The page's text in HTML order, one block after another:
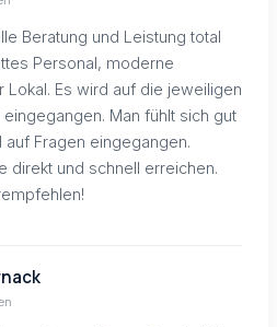
Beratung und Leistung total
Personal, moderne
Lokal. Es wird auf die jeweiligen
Man fühlt sich gut
Fragen eingegangen.
direkt und schnell erreichen.